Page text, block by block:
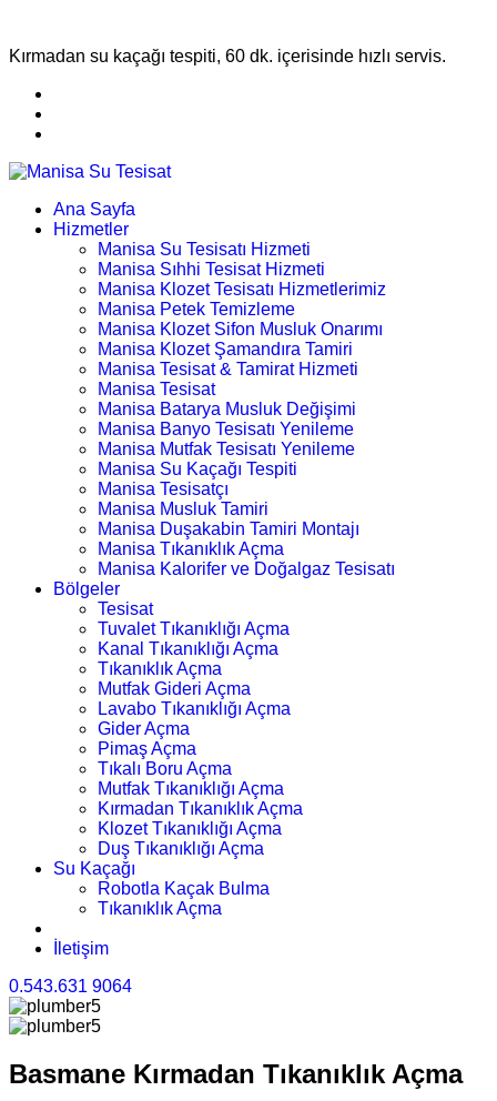
Kırmadan su kaçağı tespiti, 60 dk. içerisinde hızlı servis.
Ana Sayfa
Hizmetler
Manisa Su Tesisatı Hizmeti
Manisa Sıhhi Tesisat Hizmeti
Manisa Klozet Tesisatı Hizmetlerimiz
Manisa Petek Temizleme
Manisa Klozet Sifon Musluk Onarımı
Manisa Klozet Şamandıra Tamiri
Manisa Tesisat & Tamirat Hizmeti
Manisa Tesisat
Manisa Batarya Musluk Değişimi
Manisa Banyo Tesisatı Yenileme
Manisa Mutfak Tesisatı Yenileme
Manisa Su Kaçağı Tespiti
Manisa Tesisatçı
Manisa Musluk Tamiri
Manisa Duşakabin Tamiri Montajı
Manisa Tıkanıklık Açma
Manisa Kalorifer ve Doğalgaz Tesisatı
Bölgeler
Tesisat
Tuvalet Tıkanıklığı Açma
Kanal Tıkanıklığı Açma
Tıkanıklık Açma
Mutfak Gideri Açma
Lavabo Tıkanıklığı Açma
Gider Açma
Pimaş Açma
Tıkalı Boru Açma
Mutfak Tıkanıklığı Açma
Kırmadan Tıkanıklık Açma
Klozet Tıkanıklığı Açma
Duş Tıkanıklığı Açma
Su Kaçağı
Robotla Kaçak Bulma
Tıkanıklık Açma
İletişim
0.543.631 9064
Basmane Kırmadan Tıkanıklık Açma